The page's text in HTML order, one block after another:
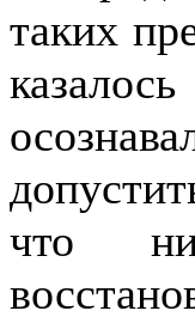
таких
что